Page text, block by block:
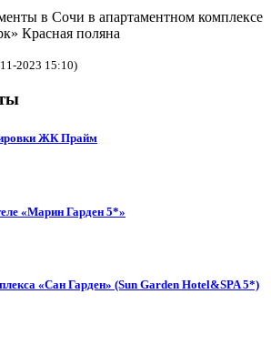
в Сочи в апартаментном комплексе
Красная поляна
2023 15:10)
ЖК Прайм
«Марин Гарден 5*»
«Сан Гарден» (Sun Garden Hotel&SPA 5*)